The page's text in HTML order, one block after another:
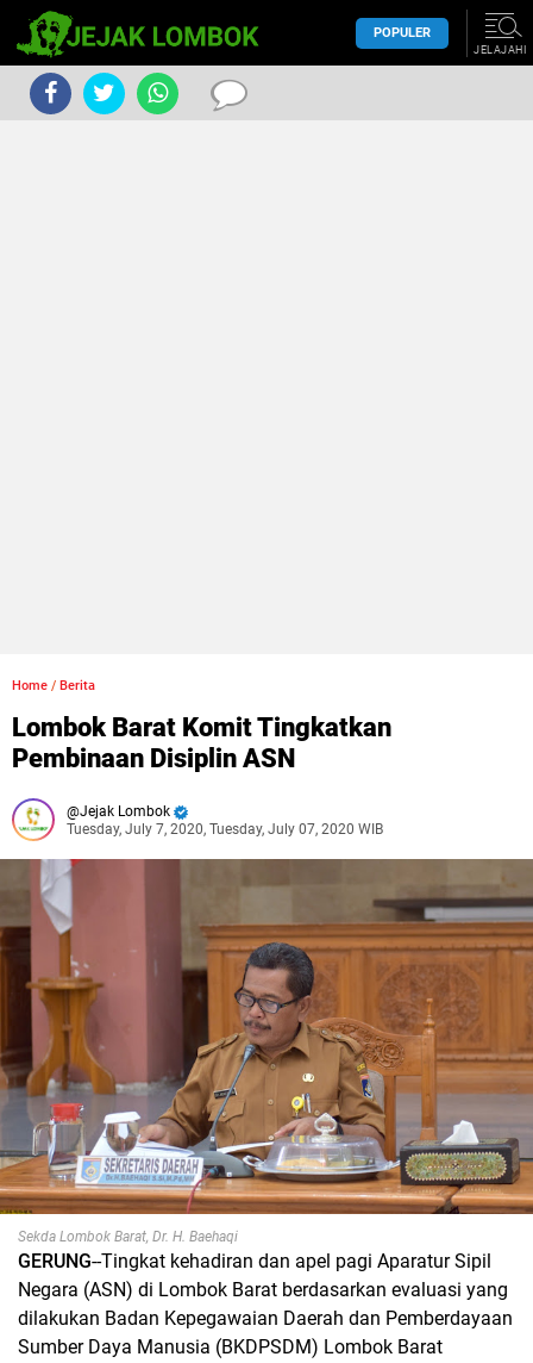
POPULER
JELAJAHI
Home / Berita
Lombok Barat Komit Tingkatkan
Pembinaan Disiplin ASN
Jejak Lombok
Tuesday, July 7, 2020, Tuesday, July 07, 2020 WIB
Sekda Lombok Barat, Dr. H. Baehaqi
GERUNG--Tingkat kehadiran dan apel pagi Aparatur Sipil
Negara (ASN) di Lombok Barat berdasarkan evaluasi yang
dilakukan Badan Kepegawaian Daerah dan Pemberdayaan
Sumber Daya Manusia (BKDPSDM) Lombok Barat